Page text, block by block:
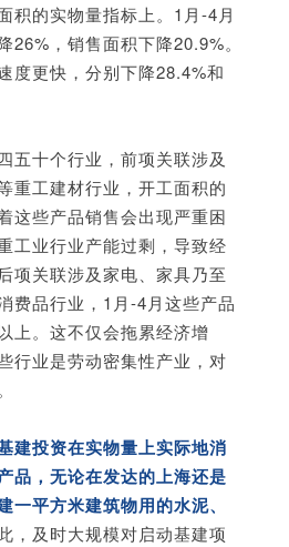
积的实物量指标上。1月-4月
26%，销售面积下降20.9%。
度更快，分别下降28.4%和
五十个行业，前项关联涉及
重工建材行业，开工面积的
这些产品销售会出现严重困
工业行业产能过剩，导致经
项关联涉及家电、家具乃至
费品行业，1月-4月这些产品
上。这不仅会拖累经济增
行业是劳动密集性产业，对
建投资在实物量上实际地消
品，无论在发达的上海还是
一平方米建筑物用的水泥、
，及时大规模对启动基建项